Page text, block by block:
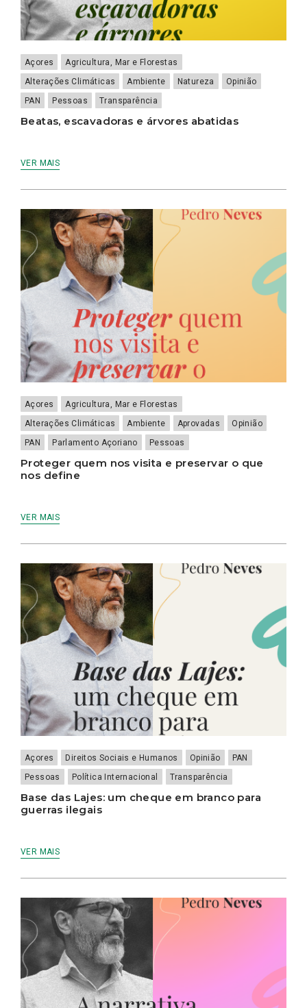
Açores
Agricultura, Mar e Florestas
Alterações Climáticas
Ambiente Natureza
Opinião
PAN
Pessoas Transparência
Beatas, escavadoras e árvores abatidas
VER MAIS
Açores
Agricultura, Mar e Florestas
Alterações Climáticas
Ambiente Aprovadas
Opinião
PAN
Parlamento Açoriano Pessoas
Proteger quem nos visita e preservar o que
nos define
VER MAIS
Açores Direitos Sociais e Humanos Opinião
PAN
Pessoas
Política Internacional Transparência
Base das Lajes: um cheque em branco para
guerras ilegais
VER MAIS